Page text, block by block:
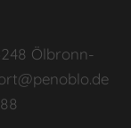
Ölbronn-